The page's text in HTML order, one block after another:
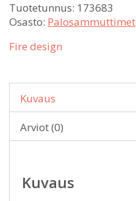
Tuotetunnus: 173683
Osasto: Palosammuttimet
Fire design
Kuvaus
Arviot (0)
Kuvaus